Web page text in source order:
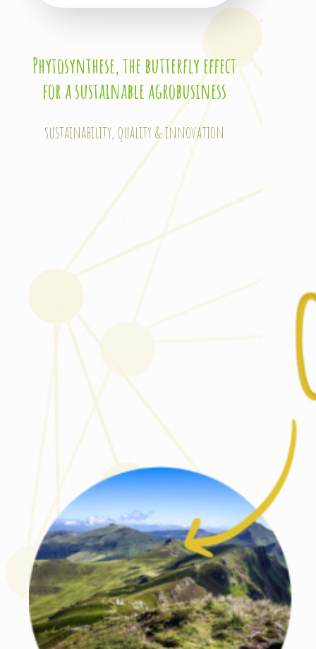
Phytosynthese, the butterfly effect
for a sustainable agrobusiness
sustainability, quality & innovation